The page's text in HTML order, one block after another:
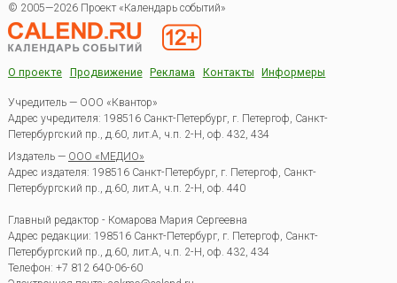
© 2005—2026 Проект «Календарь событий»
О проекте Продвижение Реклама Контакты Информеры
Учредитель — ООО «Квантор»
Адрес учредителя: 198516 Санкт-Петербург, г. Петергоф, Санкт-
Петербургский пр., д.60, лит.А, ч.п. 2-Н, оф. 432, 434
Издатель — ООО «МЕДИО»
Адрес издателя: 198516 Санкт-Петербург, г. Петергоф, Санкт-
Петербургский пр., д.60, лит.А, ч.п. 2-Н, оф. 440
Главный редактор - Комарова Мария Сергеевна
Адрес редакции: 198516 Санкт-Петербург, г. Петергоф, Санкт-
Петербургский пр., д.60, лит.А, ч.п. 2-Н, оф. 432, 434
Телефон: +7 812 640-06-60